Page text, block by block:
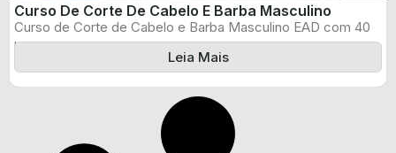
Curso De Corte De Cabelo E Barba Masculino
Curso de Corte de Cabelo e Barba Masculino EAD com 40
horas, certificado ...
Leia Mais